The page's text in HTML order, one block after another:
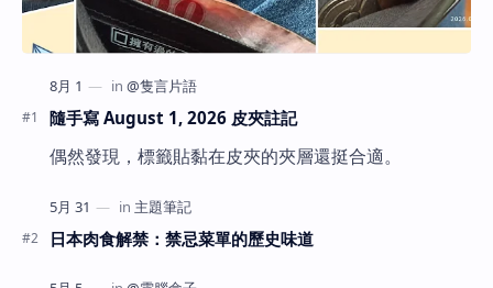
隨手寫 August 1, 2026 皮夾註記
偶然發現，標籤貼黏在皮夾的夾層還挺合適。
日本肉食解禁：禁忌菜單的歷史味道